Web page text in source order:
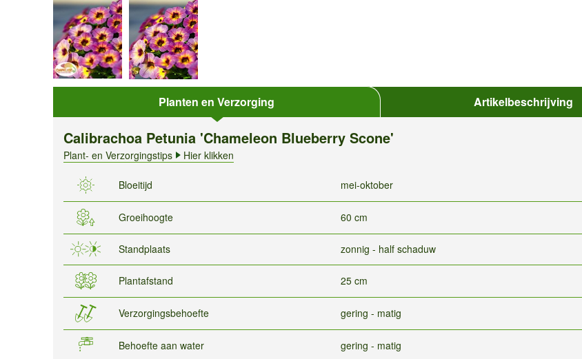
Planten en Verzorging Artikelbeschrijving
Calibrachoa Petunia 'Chameleon Blueberry Scone'
Plant- en Verzorgingstips Hier klikken
Bloeitijd mei-oktober
Groeihoogte 60 cm
Standplaats zonnig - half schaduw
Plantafstand 25 cm
Verzorgingsbehoefte gering - matig
Behoefte aan water gering - matig